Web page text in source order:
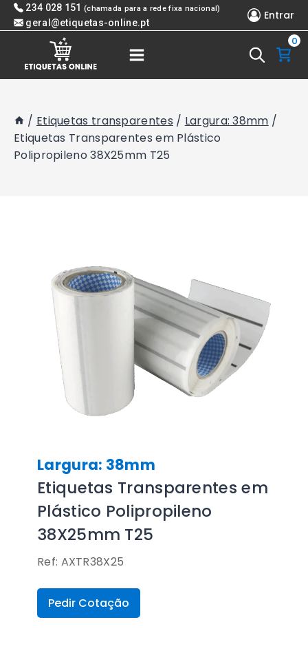
Skip 234 028 151 (chamada para a rede fixa nacional)
geral@etiquetas-online.pt
Entrar
0
/ Etiquetas transparentes / Largura: 38mm /
Etiquetas Transparentes em Plástico
Polipropileno 38X25mm T25
Largura: 38mm
Etiquetas Transparentes em
Plástico Polipropileno
38X25mm T25
Ref: AXTR38X25
Pedir Cotação